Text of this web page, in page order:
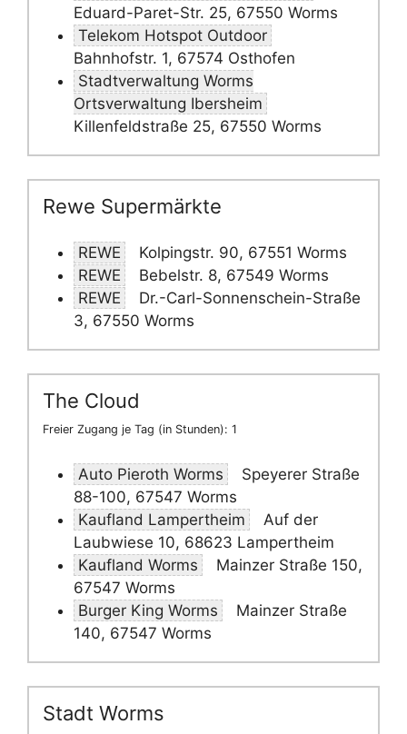
Eduard-Paret-Str. 25, 67550 Worms
Telekom Hotspot Outdoor
Bahnhofstr. 1, 67574 Osthofen
Stadtverwaltung Worms
Ortsverwaltung Ibersheim
Killenfeldstraße 25, 67550 Worms
Rewe Supermärkte
REWE
Kolpingstr. 90, 67551 Worms
REWE
Bebelstr. 8, 67549 Worms
REWE
Dr.-Carl-Sonnenschein-Straße
3, 67550 Worms
The Cloud
Freier Zugang je Tag (in Stunden): 1
Auto Pieroth Worms
Speyerer Straße
88-100, 67547 Worms
Kaufland Lampertheim
Auf der
Laubwiese 10, 68623 Lampertheim
Kaufland Worms
Mainzer Straße 150,
67547 Worms
Burger King Worms
Mainzer Straße
140, 67547 Worms
Stadt Worms